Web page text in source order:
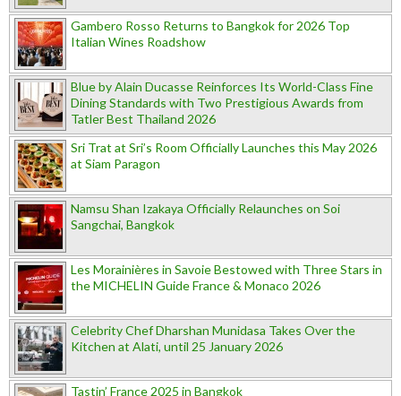
Gambero Rosso Returns to Bangkok for 2026 Top
Italian Wines Roadshow
Blue by Alain Ducasse Reinforces Its World-Class Fine
Dining Standards with Two Prestigious Awards from
Tatler Best Thailand 2026
Sri Trat at Sri’s Room Officially Launches this May 2026
at Siam Paragon
Namsu Shan Izakaya Officially Relaunches on Soi
Sangchai, Bangkok
Les Morainières in Savoie Bestowed with Three Stars in
the MICHELIN Guide France & Monaco 2026
Celebrity Chef Dharshan Munidasa Takes Over the
Kitchen at Alati, until 25 January 2026
Tastin’ France 2025 in Bangkok